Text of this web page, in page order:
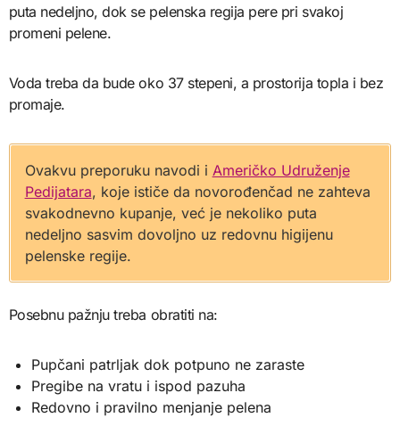
puta nedeljno, dok se pelenska regija pere pri svakoj
promeni pelene.
Voda treba da bude oko 37 stepeni, a prostorija topla i bez
promaje.
Ovakvu preporuku navodi i Američko Udruženje
Pedijatara, koje ističe da novorođenčad ne zahteva
svakodnevno kupanje, već je nekoliko puta
nedeljno sasvim dovoljno uz redovnu higijenu
pelenske regije.
Posebnu pažnju treba obratiti na:
Pupčani patrljak dok potpuno ne zaraste
Pregibe na vratu i ispod pazuha
Redovno i pravilno menjanje pelena